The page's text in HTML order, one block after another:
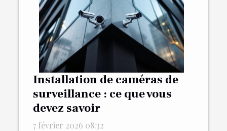
Installation de caméras de
surveillance : ce que vous
devez savoir
7 février 2026 08:32